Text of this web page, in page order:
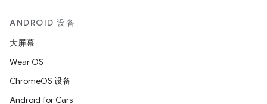
ANDROID 设备
大屏幕
Wear OS
ChromeOS 设备
Android for Cars